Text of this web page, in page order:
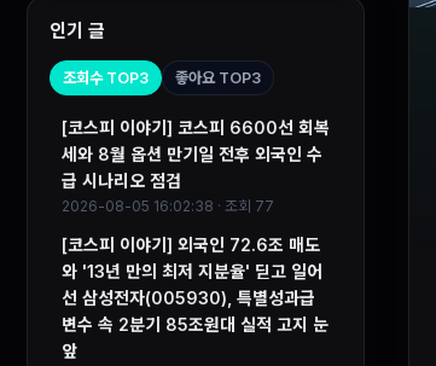
인기 글
조회수 TOP3 좋아요 TOP3
[코스피 이야기] 코스피 6600선 회복
세와 8월 옵션 만기일 전후 외국인 수
급 시나리오 점검
2026-08-05 16:02:38 · 조회 77
[코스피 이야기] 외국인 72.6조 매도
와 '13년 만의 최저 지분율' 딛고 일어
선 삼성전자(005930), 특별성과급
변수 속 2분기 85조원대 실적 고지 눈
앞